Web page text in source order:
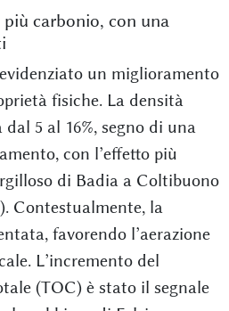
carbonio, con una
un miglioramento
fisiche. La densità
5 al 16%, segno di una
con l’effetto più
di Badia a Coltibuono
Contestualmente, la
favorendo l’aerazione
L’incremento del
(TOC) è stato il segnale